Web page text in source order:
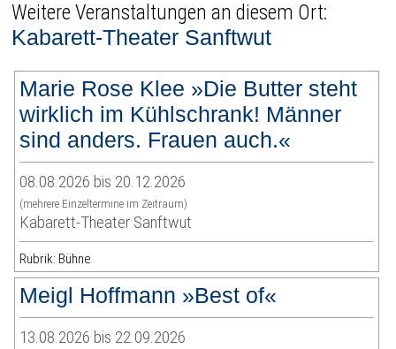
Weitere Veranstaltungen an diesem Ort:
Kabarett-Theater Sanftwut
Marie Rose Klee »Die Butter steht
wirklich im Kühlschrank! Männer
sind anders. Frauen auch.«
08.08.2026 bis 20.12.2026
(mehrere Einzeltermine im Zeitraum)
Kabarett-Theater Sanftwut
Rubrik: Bühne
Meigl Hoffmann »Best of«
13.08.2026 bis 22.09.2026